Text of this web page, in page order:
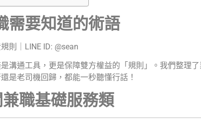
需要知道的術語
則｜LINE ID: @sean
溝通工具，更是保障雙方權益的「規則」。我們整理
是老司機回歸，都能一秒聽懂行話！
職基礎服務類